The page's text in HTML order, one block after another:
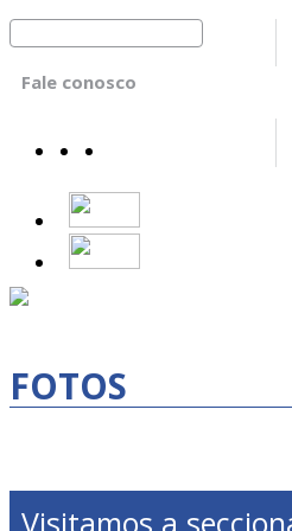
Fale conosco
FOTOS
Visitamos a